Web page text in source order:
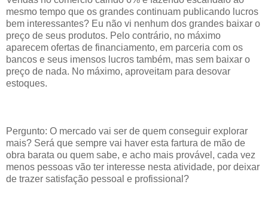
mesmo tempo que os grandes continuam publicando lucros
bem interessantes? Eu não vi nenhum dos grandes baixar o
preço de seus produtos. Pelo contrário, no máximo
aparecem ofertas de financiamento, em parceria com os
bancos e seus imensos lucros também, mas sem baixar o
preço de nada. No máximo, aproveitam para desovar
estoques.
Pergunto: O mercado vai ser de quem conseguir explorar
mais? Será que sempre vai haver esta fartura de mão de
obra barata ou quem sabe, e acho mais provável, cada vez
menos pessoas vão ter interesse nesta atividade, por deixar
de trazer satisfação pessoal e profissional?